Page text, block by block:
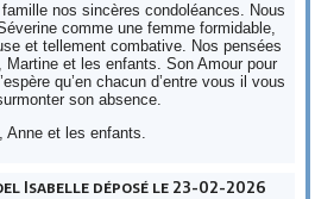
nos sincères condoléances. Nous
comme une femme formidable,
et tellement combative. Nos pensées
et les enfants. Son Amour pour
qu’en chacun d’entre vous il vous
son absence.
Anne et les enfants.
Isabelle déposé le 23-02-2026